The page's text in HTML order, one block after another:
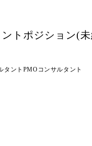
トポジション(
タント PMOコンサルタント